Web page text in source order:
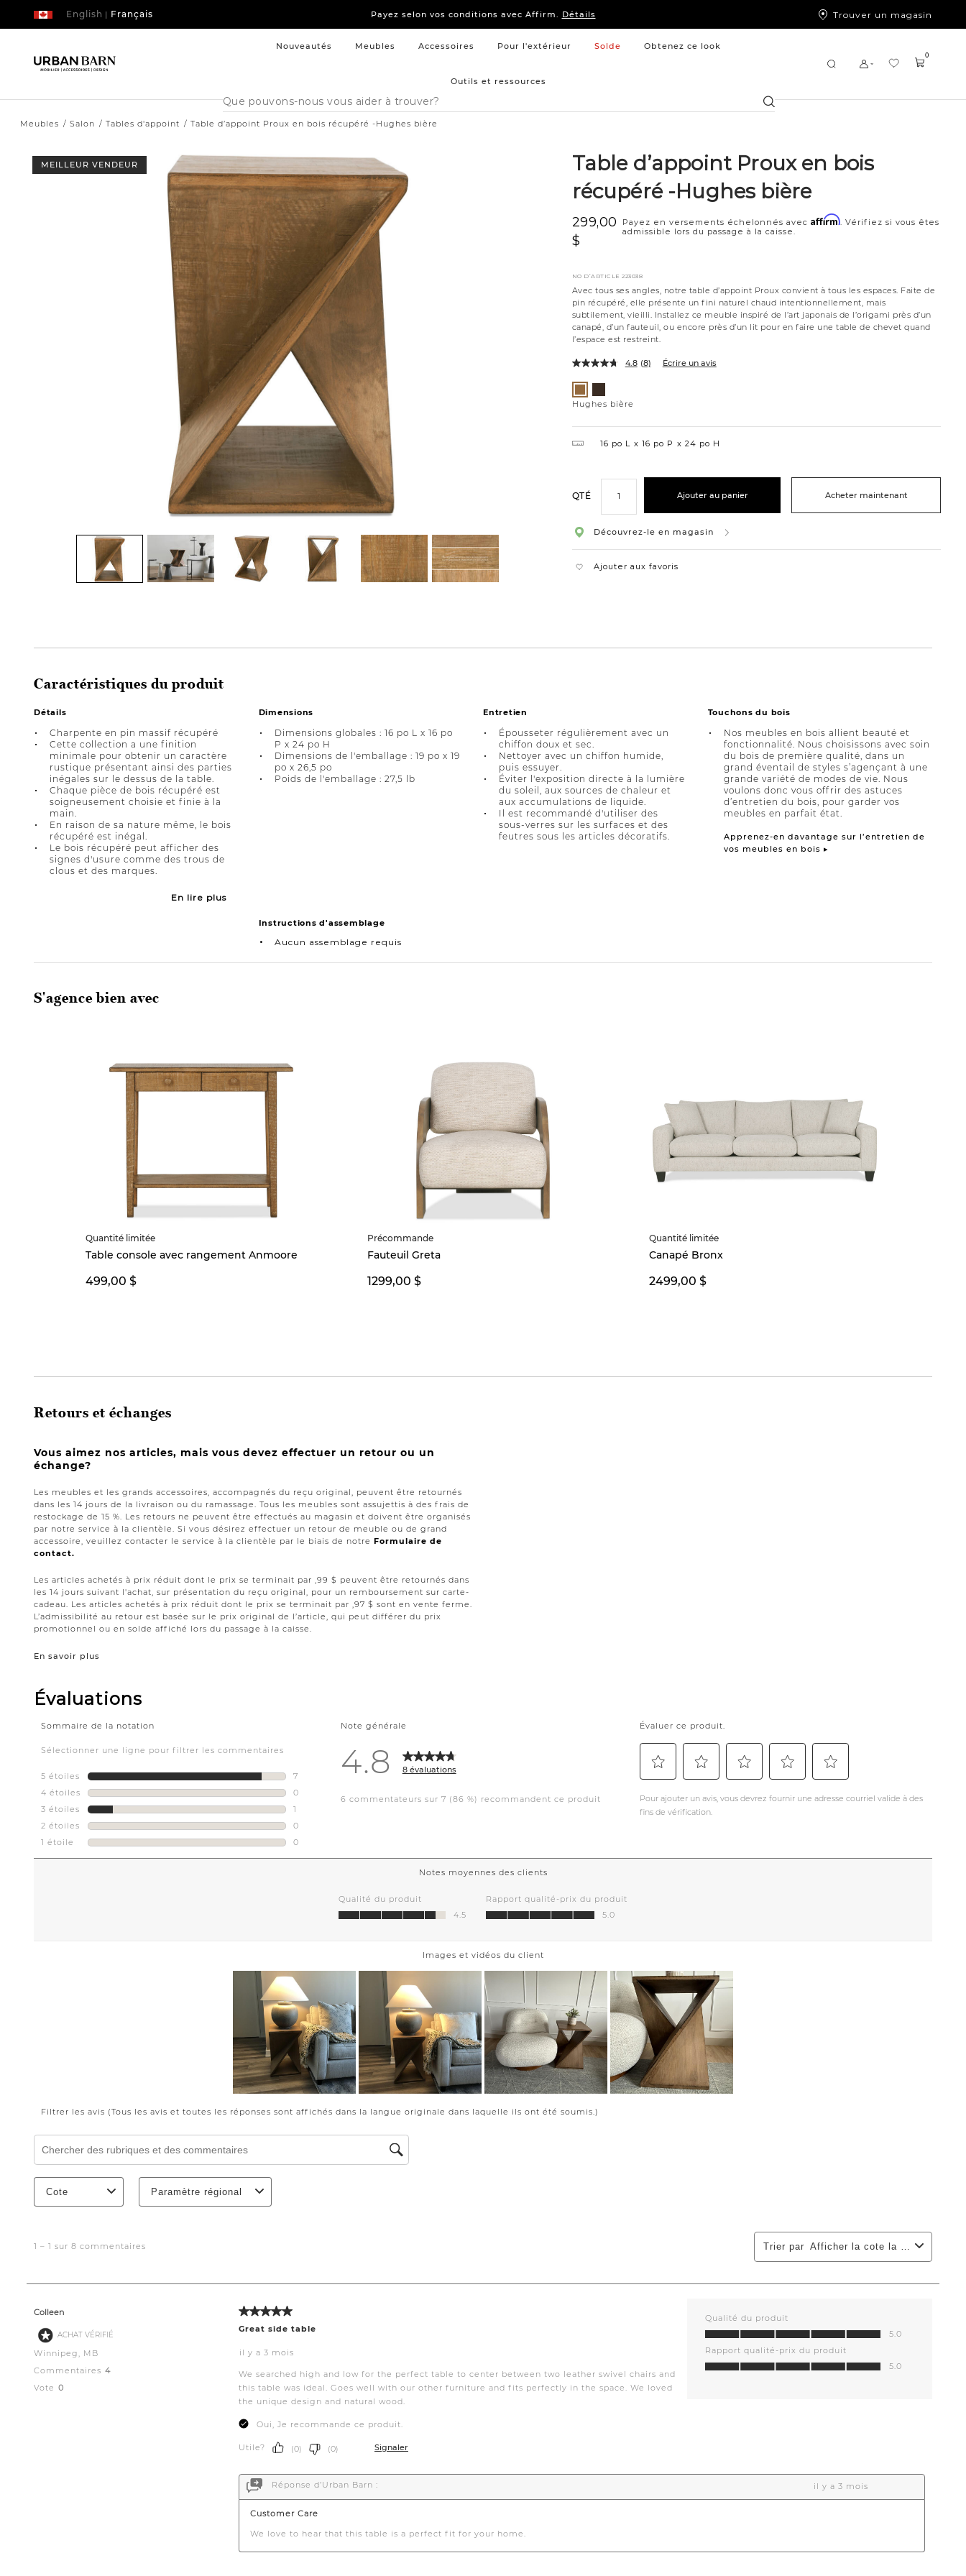
| Français
English
Payez selon vos conditions avec Affirm. Détails
15 % –Literieetmobilier de chambre à coucher
Payez selon vos conditions avec Affirm. Détails
Trouver un magasin
Nouveautés Meubles Accessoires Pour l'extérieur Solde Obtenez ce look
Outils et ressources
Cataloque
de
Chercher
0
Meubles Salon Tables d'appoint Table d’appoint Proux en bois récupéré -Hughes bière
MEILLEUR VENDEUR
Table d’appoint Proux en bois
récupéré -Hughes bière
299,00
$
Payez en versements échelonnés avec Affirm. Vérifiez si vous êtes
admissible lors du passage à la caisse.
NO D’ARTICLE 223038
Avec tous ses angles, notre table d’appoint Proux convient à tous les espaces. Faite de
pin récupéré, elle présente un fini naturel chaud intentionnellement, mais
subtilement, vieilli. Installez ce meuble inspiré de l’art japonais de l’origami près d’un
canapé, d’un fauteuil, ou encore près d’un lit pour en faire une table de chevet quand
l’espace est restreint.
4.8 (8) Écrire un avis
Variations
bièreombré
Hughes bière
16 po L 16 po P 24 po H
QTÉ Ajouter au panier Acheter maintenant
Découvrez-le en magasin
Ajouter aux favoris
Caractéristiques du produit
Détails
Charpente en pin massif récupéré
Cette collection a une finition
minimale pour obtenir un caractère
rustique présentant ainsi des parties
inégales sur le dessus de la table.
Chaque pièce de bois récupéré est
soigneusement choisie et finie à la
main.
En raison de sa nature même, le bois
récupéré est inégal.
Le bois récupéré peut afficher des
signes d'usure comme des trous de
clous et des marques.
En lire plus
Dimensions
Dimensions globales : 16 po L x 16 po
P x 24 po H
Dimensions de l'emballage : 19 po x 19
po x 26,5 po
Poids de l'emballage : 27,5 lb
Entretien
Épousseter régulièrement avec un
chiffon doux et sec.
Nettoyer avec un chiffon humide,
puis essuyer.
Éviter l'exposition directe à la lumière
du soleil, aux sources de chaleur et
aux accumulations de liquide.
Il est recommandé d'utiliser des
sous-verres sur les surfaces et des
feutres sous les articles décoratifs.
Touchons du bois
Nos meubles en bois allient beauté et
fonctionnalité. Nous choisissons avec soin
du bois de première qualité, dans un
grand éventail de styles s’agençant à une
grande variété de modes de vie. Nous
voulons donc vous offrir des astuces
d’entretien du bois, pour garder vos
meubles en parfait état.
Apprenez-en davantage sur l’entretien de
vos meubles en bois ▸
Instructions d'assemblage
Aucun assemblage requis
S'agence bien avec
Quantité limitée
Table console avec rangement Anmoore
499,00 $
Précommande
Fauteuil Greta
1299,00 $
Quantité limitée
Canapé Bronx
2499,00 $
Retours et échanges
Vous aimez nos articles, mais vous devez effectuer un retour ou un
échange?
Les meubles et les grands accessoires, accompagnés du reçu original, peuvent être retournés
dans les 14 jours de la livraison ou du ramassage. Tous les meubles sont assujettis à des frais de
restockage de 15 %. Les retours ne peuvent être effectués au magasin et doivent être organisés
par notre service à la clientèle. Si vous désirez effectuer un retour de meuble ou de grand
accessoire, veuillez contacter le service à la clientèle par le biais de notre Formulaire de
contact.
Les articles achetés à prix réduit dont le prix se terminait par ,99 $ peuvent être retournés dans
les 14 jours suivant l'achat, sur présentation du reçu original, pour un remboursement sur carte-
cadeau. Les articles achetés à prix réduit dont le prix se terminait par ,97 $ sont en vente ferme.
L’admissibilité au retour est basée sur le prix original de l’article, qui peut différer du prix
promotionnel ou en solde affiché lors du passage à la caisse.
En savoir plus